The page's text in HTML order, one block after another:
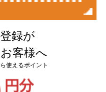
録が
客様へ
使えるポイント